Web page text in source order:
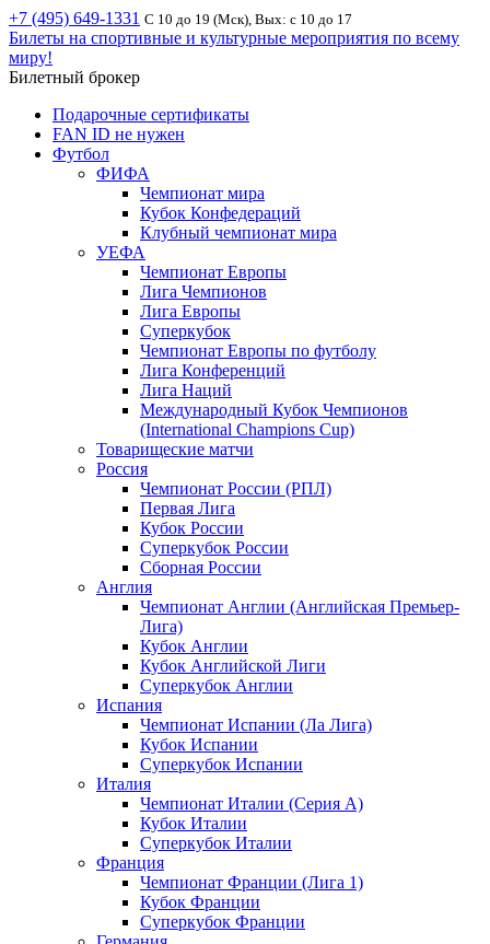
+7 (495) 649-1331 С 10 до 19 (Мск), Вых: с 10 до 17
Билеты на спортивные и культурные мероприятия по всему
миру!
Билетный брокер
Подарочные сертификаты
FAN ID не нужен
Футбол
ФИФА
Чемпионат мира
Кубок Конфедераций
Клубный чемпионат мира
УЕФА
Чемпионат Европы
Лига Чемпионов
Лига Европы
Суперкубок
Чемпионат Европы по футболу
Лига Конференций
Лига Наций
Международный Кубок Чемпионов
(International Champions Cup)
Товарищеские матчи
Россия
Чемпионат России (РПЛ)
Первая Лига
Кубок России
Суперкубок России
Сборная России
Англия
Чемпионат Англии (Английская Премьер-
Лига)
Кубок Англии
Кубок Английской Лиги
Суперкубок Англии
Испания
Чемпионат Испании (Ла Лига)
Кубок Испании
Суперкубок Испании
Италия
Чемпионат Италии (Серия А)
Кубок Италии
Суперкубок Италии
Франция
Чемпионат Франции (Лига 1)
Кубок Франции
Суперкубок Франции